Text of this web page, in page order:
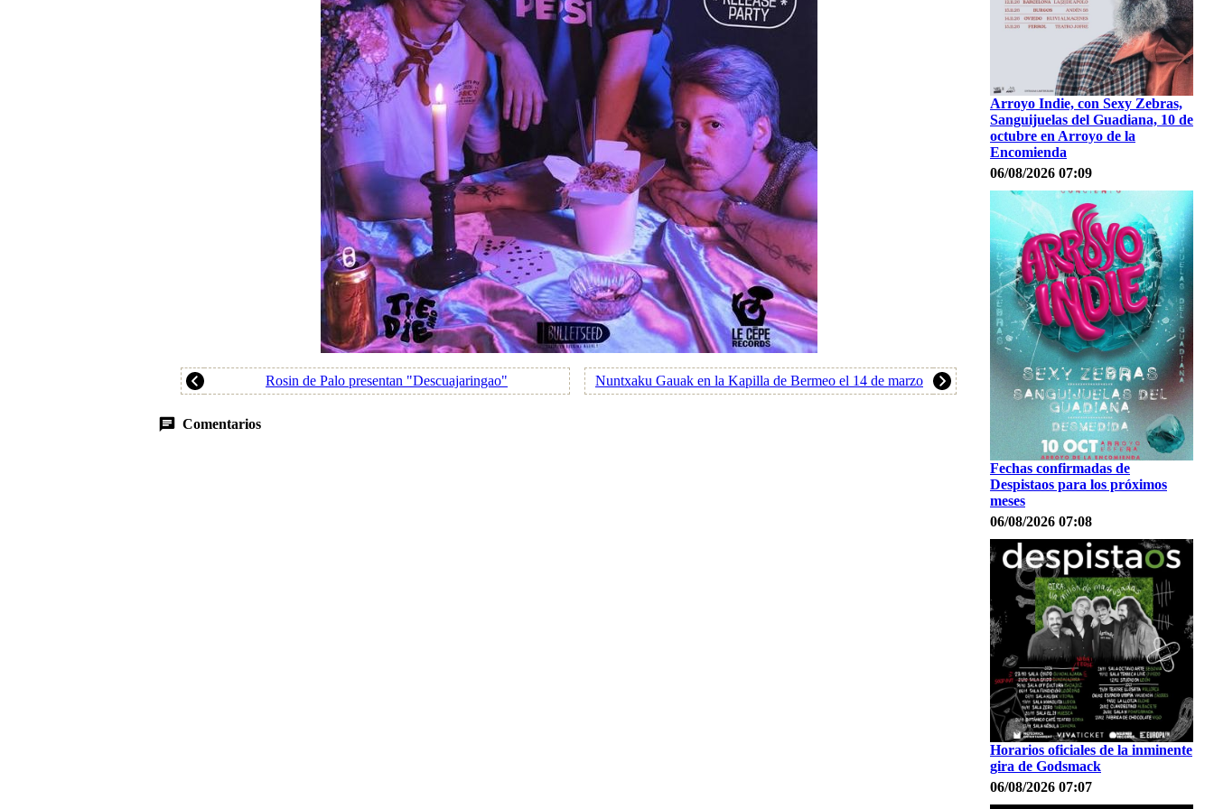
Rosin de Palo presentan "Descuajaringao" Nuntxaku Gauak en la Kapilla de Bermeo el 14 de marzo
Comentarios
Arroyo Indie, con Sexy Zebras,
Sanguijuelas del Guadiana, 10 de
octubre en Arroyo de la
Encomienda
06/08/2026 07:09
Fechas confirmadas de
Despistaos para los próximos
meses
06/08/2026 07:08
Horarios oficiales de la inminente
gira de Godsmack
06/08/2026 07:07